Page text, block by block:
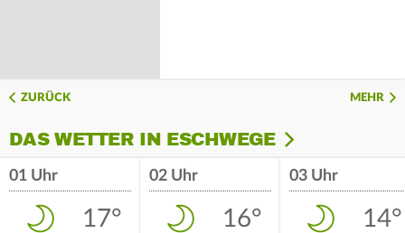
ZURÜCK MEHR
DAS WETTER IN ESCHWEGE
01 Uhr
17°
02 Uhr
16°
03 Uhr
14°